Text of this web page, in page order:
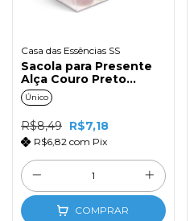
Casa das Essências SS
Sacola para Presente
Alça Couro Preto
21X22X11
Único
R$8,49 R$7,18
R$6,82 com Pix
COMPRAR